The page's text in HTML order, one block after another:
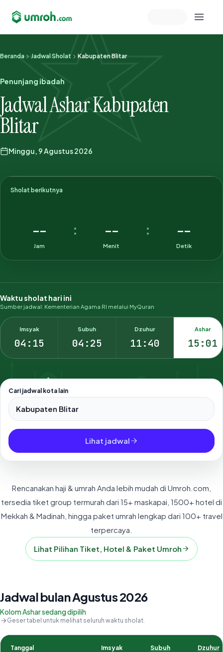
Memeriksa sesi akun
Beranda Jadwal Sholat Kabupaten Blitar
Penunjang ibadah
Jadwal Ashar Kabupaten
Blitar
Minggu, 9 Agustus 2026
Sholat berikutnya
--
Jam
: --
Menit
: --
Detik
Waktu sholat hari ini
Sumber jadwal: Kementerian Agama RI melalui MyQuran
Imsyak
04:15
Subuh
04:25
Dzuhur
11:40
Ashar
15:01
Cari jadwal kota lain
Pilih salah satu dari 500+ kota dan kabupaten di Indonesia.
Lihat jadwal
Rencanakan haji & umrah Anda lebih mudah di Umroh.com,
tersedia tiket group termurah dari 15+ maskapai, 1500+ hotel di
Mekkah & Madinah, hingga paket umrah lengkap dari 100+ travel
terpercaya.
Lihat Pilihan Tiket, Hotel & Paket Umroh
Jadwal bulan Agustus 2026
Kolom Ashar sedang dipilih
Geser tabel untuk melihat seluruh waktu sholat.
Tanggal Imsyak Subuh Dzuhur